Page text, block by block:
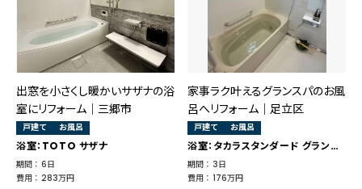
出窓を小さくし暖かいサザナの浴
室にリフォーム｜三郷市
戸建て お風呂
浴室：TOTO サザナ
期間 ： 6日
費用 ： 283万円
家事ラク叶えるグランスパのお風
呂へリフォーム｜足立区
戸建て お風呂
浴室：タカラスタンダード グランスパ
期間 ： 3日
費用 ： 176万円